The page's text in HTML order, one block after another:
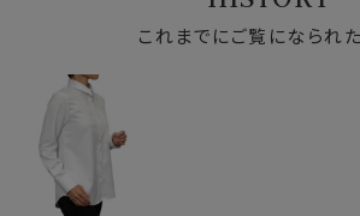
サイズをお選びの際にご参考下さい。
▲サイズ選びのポイント
superdry 21027
▼スポット商品につき再入荷はございませ
これまでにご覧になられ